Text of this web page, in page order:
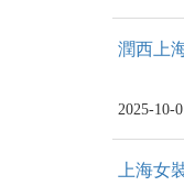
潤西上
2025-10-
上海女